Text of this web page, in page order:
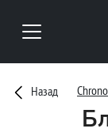
Назад